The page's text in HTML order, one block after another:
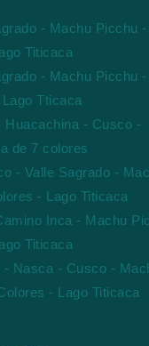
- Machu Picchu -
Titicaca
- Machu Picchu -
Tticaca
- Cusco -
de 7 colores
- Valle Sagrado -
- Lago Titicaca
Inca - Machu
Titicaca
Nasca - Cusco -
- Lago Titicaca